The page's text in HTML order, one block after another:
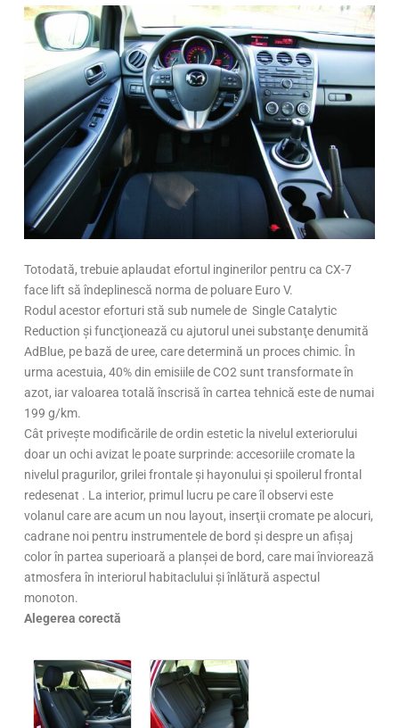
Totodată, trebuie apla­udat efortul inginerilor pentru ca CX-7
face lift să îndeplinescă norma de poluare Euro V.
Rodul acestor eforturi stă sub numele de Single Catalytic
Reduction şi funcţionează cu ajutorul unei substanţe denumită
AdBlue, pe bază de uree, care determină un proces chimic. În
urma acestuia, 40% din emisiile de CO2 sunt transformate în
azot, iar valoarea totală înscrisă în cartea tehnică este de numai
199 g/km.
Cât priveşte modificările de ordin estetic la nivelul exteriorului
doar un ochi avizat le poate surprinde: accesoriile cro­mate la
nivelul pra­gurilor, grilei fron­tale şi hayonului şi spoilerul frontal
redesenat . La interior, primul lucru pe care îl observi este
volanul care are acum un nou layout, inserţii cromate pe alocuri,
cadrane noi pentru instrumentele de bord şi despre un afişaj
color în partea superioară a planşei de bord, care mai înviorează
atmosfera în interiorul habitaclului şi înlătură aspectul
monoton.
Alegerea corectă